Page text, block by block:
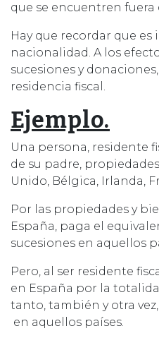
que se encuentren fuera
Hay que recordar que
nacionalidad. A los
sucesiones y
residencia fiscal.
Ejemplo.
Una persona, residente
de su padre,
Unido, Bélgica, Irlanda,
Por las propiedades y
España, paga el
sucesiones en aquellos
Pero, al ser residente
en España por la
tanto, también y otra
en aquellos países.